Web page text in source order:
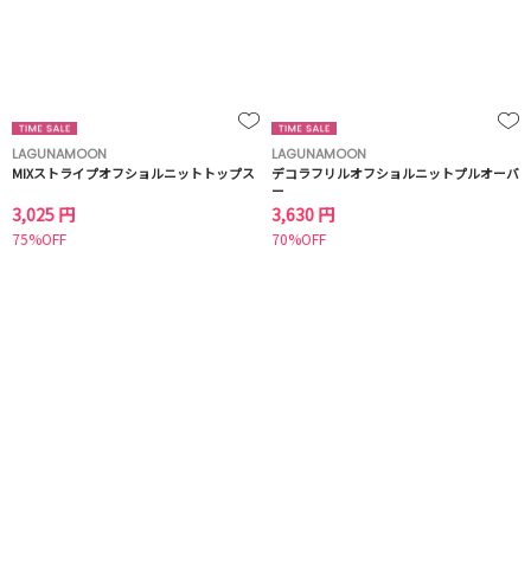
LAGUNAMOON
MIXストライプオフショルニットトップス
3,025 円
75%OFF
LAGUNAMOON
デコラフリルオフショルニットプルオーバ
ー
3,630 円
70%OFF